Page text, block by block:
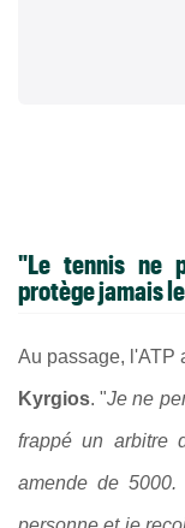
"Le tennis ne
protège jamais
Au passage, l'ATP
Kyrgios. "Je ne
frappé un
amende de